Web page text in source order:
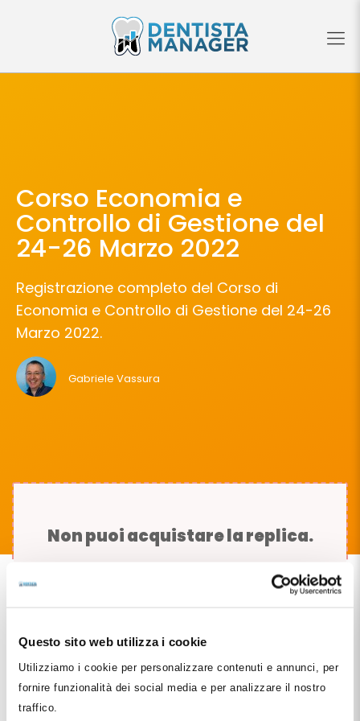
Questo sito web utilizza i cookie
Utilizziamo i cookie per personalizzare contenuti e annunci, per
fornire funzionalità dei social media e per analizzare il nostro
traffico.
Corso Economia e
Controllo di Gestione del
24-26 Marzo 2022
Registrazione completo del Corso di
Economia e Controllo di Gestione del 24-26
Marzo 2022.
Gabriele Vassura
Non puoi acquistare la replica.